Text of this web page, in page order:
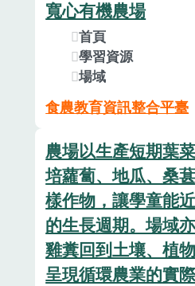
寬心有機農場
首頁
學習資源
場域
食農教育資訊整合平臺
農場以生產短期葉
培蘿蔔、地瓜、桑
樣作物，讓學童能
的生長週期。場域
雞糞回到土壤、植
呈現循環農業的實際